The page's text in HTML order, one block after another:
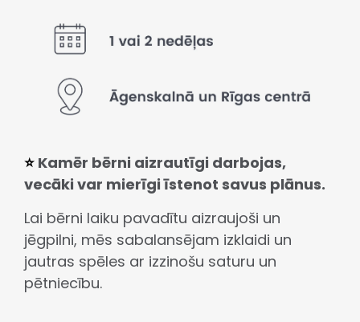
⭐ Kamēr bērni aizrautīgi darbojas,
vecāki var mierīgi īstenot savus plānus.
Lai bērni laiku pavadītu aizraujoši un
jēgpilni, mēs sabalansējam izklaidi un
jautras spēles ar izzinošu saturu un
pētniecību.